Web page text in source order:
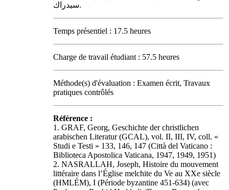
سيدراك.
Temps présentiel : 17.5 heures
Charge de travail étudiant : 57.5 heures
Méthode(s) d'évaluation : Examen écrit, Travaux
pratiques contrôlés
Référence :
1. GRAF, Georg, Geschichte der christlichen
arabischen Literatur (GCAL), vol. II, III, IV, coll. «
Studi e Testi » 133, 146, 147 (Città del Vaticano :
Biblioteca Apostolica Vaticana, 1947, 1949, 1951)
2. NASRALLAH, Joseph, Histoire du mouvement
littéraire dans l’Église melchite du Ve au XXe siècle
(HMLÉM), I (Période byzantine 451-634) (avec